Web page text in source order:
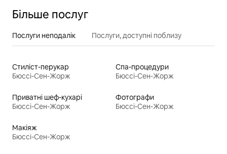
Більше послуг
Послуги неподалік Послуги, доступні поблизу
Стиліст-перукар
Бюссі-Сен-Жорж
Спа-процедури
Бюссі-Сен-Жорж
Приватні шеф-кухарі
Бюссі-Сен-Жорж
Фотографи
Бюссі-Сен-Жорж
Макіяж
Бюссі-Сен-Жорж